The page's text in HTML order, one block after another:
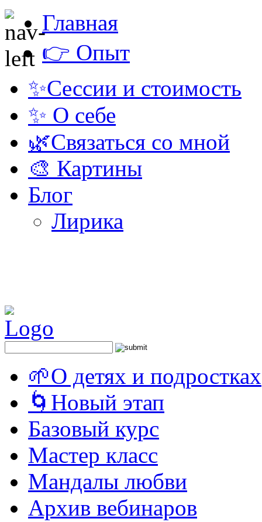
Главная
👉 Опыт
✨Сессии и стоимость
✨ О себе
🌿Связаться со мной
🎨 Картины
Блог
Лирика
🌱О детях и подростках
🌀Новый этап
Базовый курс
Мастер класс
Мандалы любви
Архив вебинаров